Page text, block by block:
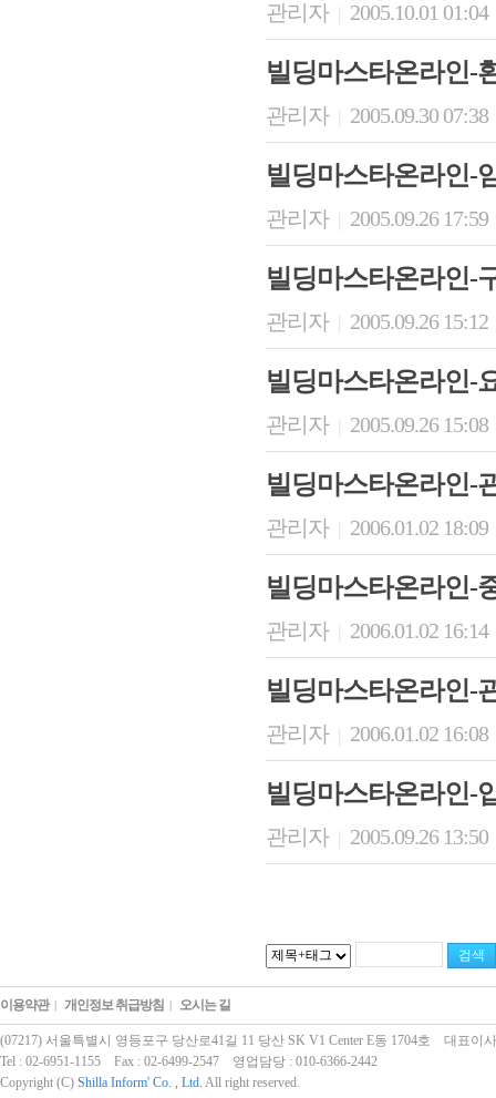
관리자 2005.10.01 01:04
빌딩마스타온라인-
관리자 2005.09.30 07:38
빌딩마스타온라인-
관리자 2005.09.26 17:59
빌딩마스타온라인-
관리자 2005.09.26 15:12
빌딩마스타온라인-
관리자 2005.09.26 15:08
빌딩마스타온라인-
관리자 2006.01.02 18:09
빌딩마스타온라인-
관리자 2006.01.02 16:14
빌딩마스타온라인-
관리자 2006.01.02 16:08
빌딩마스타온라인-
관리자 2005.09.26 13:50
이용약관| 개인정보 취급방침 | 오시는 길
(07217) 서울특별시 영등포구 당산로41길 11 당산 SK V1 Center E동 1704호 대표이
Tel : 02-6951-1155 Fax : 02-6499-2547 영업담당 : 010-6366-2442
Copyright (C) Shilla Inform' Co. , Ltd. All right reserved.